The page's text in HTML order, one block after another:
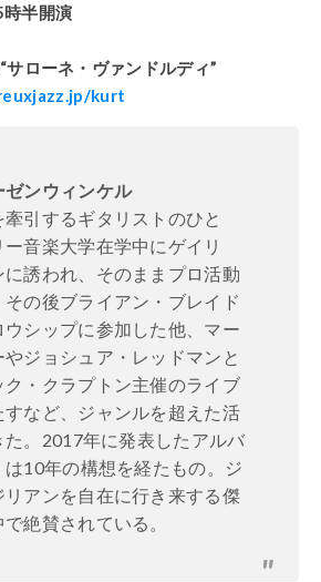
半開演
ローネ・ヴァンドルディ”
kurt
ゼンウィンケル
引するギタリストのひと
ー音楽大学在学中にゲイリ
に誘われ、そのままプロ活動
その後ブライアン・ブレイド
ウシップに参加した他、マー
やジョシュア・レッドマンと
・クラプトン主催のライブ
すなど、ジャンルを超えた活
た。2017年に発表したアルバ
は10年の構想を経たもの。ジ
リアンを自在に行き来する傑
絶賛されている。